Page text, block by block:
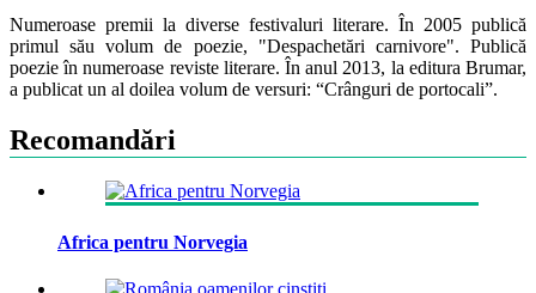
Numeroase premii la diverse festivaluri literare. În 2005 publică
primul său volum de poezie, "Despachetări carnivore". Publică
poezie în numeroase reviste literare. În anul 2013, la editura Brumar,
a publicat un al doilea volum de versuri: “Crânguri de portocali”.
Recomandări
Africa pentru Norvegia